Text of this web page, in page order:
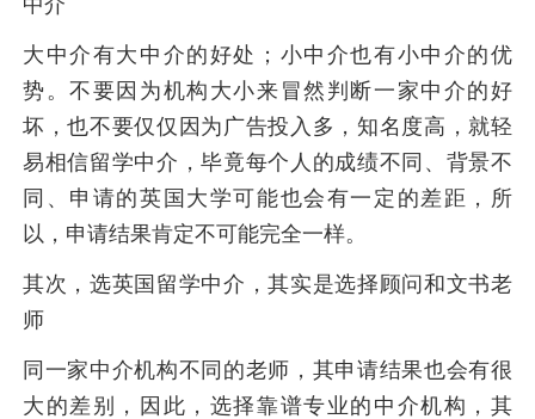
中介
大中介有大中介的好处；小中介也有小中介的优
势。不要因为机构大小来冒然判断一家中介的好
坏，也不要仅仅因为广告投入多，知名度高，就轻
易相信留学中介，毕竟每个人的成绩不同、背景不
同、申请的英国大学可能也会有一定的差距，所
以，申请结果肯定不可能完全一样。
其次，选英国留学中介，其实是选择顾问和文书老
师
同一家中介机构不同的老师，其申请结果也会有很
大的差别，因此，选择靠谱专业的中介机构，其